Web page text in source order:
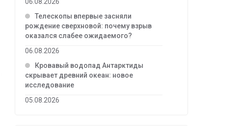
Телескопы впервые засняли
рождение сверхновой: почему взрыв
оказался слабее ожидаемого?
06.08.2026
Кровавый водопад Антарктиды
скрывает древний океан: новое
исследование
05.08.2026